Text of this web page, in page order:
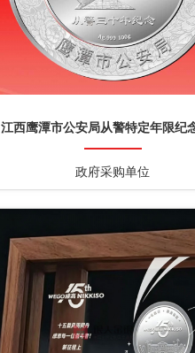
江西鹰潭市公安局从警特定年限纪
制
政府采购单位